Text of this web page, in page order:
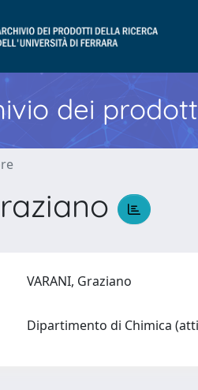
dei
VARANI, Graziano
Dipartimento di Chimica